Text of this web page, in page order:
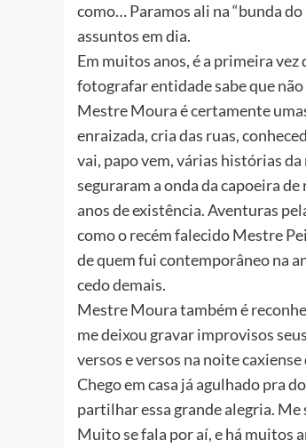
como… Paramos ali na “bunda
assuntos em dia.
Em muitos anos, é a primeira
fotografar entidade sabe que não
Mestre Moura é certamente
enraizada, cria das ruas,
vai, papo vem, várias histórias
seguraram a onda da capoeira
anos de existência. Aventuras
como o recém falecido Mestre
de quem fui contemporâneo na
cedo demais.
Mestre Moura também é
me deixou gravar improvisos
versos e versos na noite
Chego em casa já agulhado pra
partilhar essa grande alegria. Me
Muito se fala por aí, e há muitos